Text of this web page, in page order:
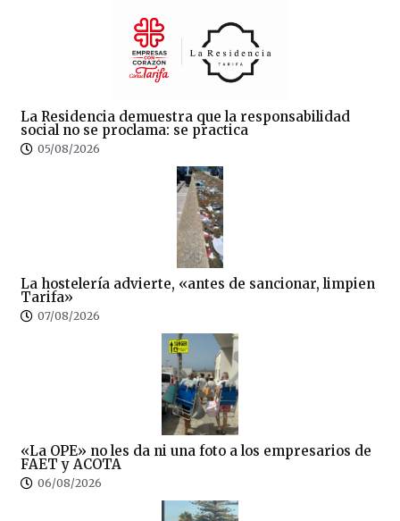
La Residencia demuestra que la responsabilidad
social no se proclama: se practica
05/08/2026
La hostelería advierte, «antes de sancionar, limpien
Tarifa»
07/08/2026
«La OPE» no les da ni una foto a los empresarios de
FAET y ACOTA
06/08/2026